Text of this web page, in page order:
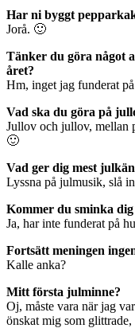
Har ni byggt
Jorå. 🙂
Tänker du göra något
året?
Hm, inget jag funderat
Vad ska du göra på
Jullov och jullov, mellan
🙂
Vad ger dig mest
Lyssna på julmusik, slå
Kommer du sminka
Ja, har inte funderat på
Fortsätt meningen
Kalle anka?
Mitt första julminne?
Oj, måste vara när jag
önskat mig som